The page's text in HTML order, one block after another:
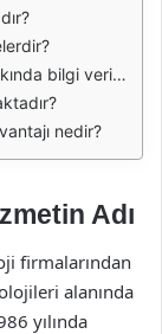
verir misiniz?
nedir?
Adı
firmalarından
alanında
yılında